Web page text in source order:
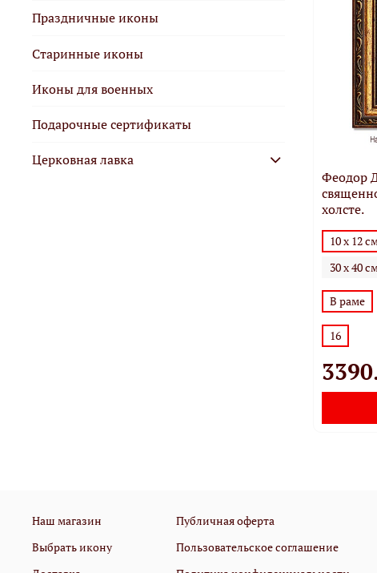
Феодор
холсте.
10 х 12
30 х 40
В раме
16
Праздничные иконы
Старинные иконы
Иконы для военных
Подарочные сертификаты
Церковная лавка
Наш магазин
Выбрать икону
Публичная оферта
Пользовательское соглашение